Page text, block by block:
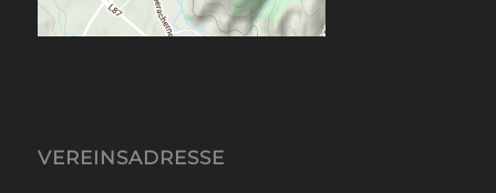
VEREINSADRESSE